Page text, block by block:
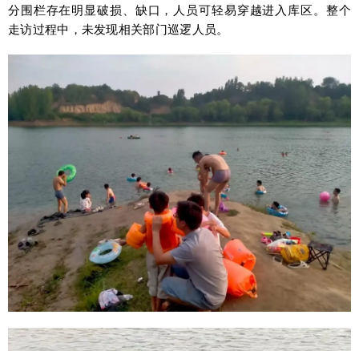
分围栏存在明显破损、缺口，人员可轻易穿越进入库区。整个
走访过程中，未发现相关部门巡逻人员。